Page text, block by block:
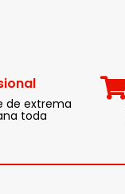
de extrema
toda